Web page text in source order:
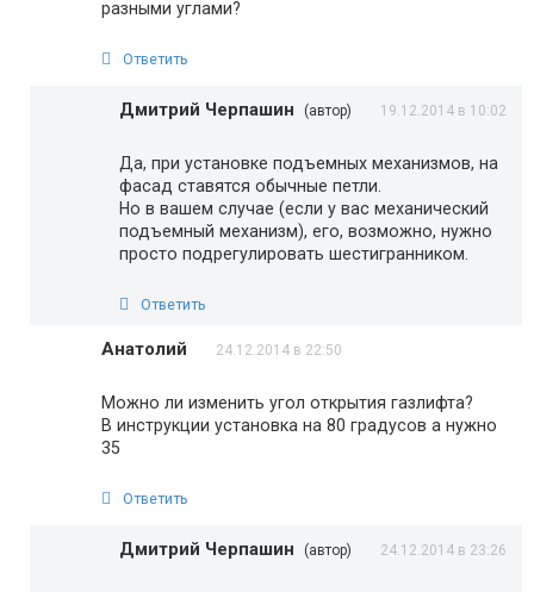
разными углами?
Ответить
Дмитрий Черпашин (автор) 19.12.2014 в 10:02
Да, при установке подъемных механизмов, на
фасад ставятся обычные петли.
Но в вашем случае (если у вас механический
подъемный механизм), его, возможно, нужно
просто подрегулировать шестигранником.
Ответить
Анатолий 24.12.2014 в 22:50
Можно ли изменить угол открытия газлифта?
В инструкции установка на 80 градусов а нужно
35
Ответить
Дмитрий Черпашин (автор) 24.12.2014 в 23:26